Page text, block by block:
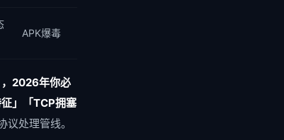
APK爆毒
2026年你必
」「TCP拥塞
处理管线。